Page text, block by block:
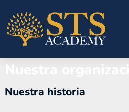
Nuestra
Nuestra historia